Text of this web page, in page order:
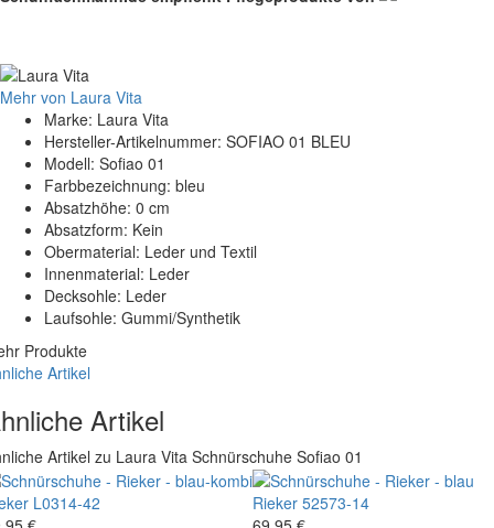
Mehr von Laura Vita
Marke: Laura Vita
Hersteller-Artikelnummer: SOFIAO 01 BLEU
Modell: Sofiao 01
Farbbezeichnung: bleu
Absatzhöhe: 0 cm
Absatzform: Kein
Obermaterial: Leder und Textil
Innenmaterial: Leder
Decksohle: Leder
Laufsohle: Gummi/Synthetik
Produkte
Artikel
Artikel
Artikel zu Laura Vita Schnürschuhe Sofiao 01
L0314-42
Rieker 52573-14